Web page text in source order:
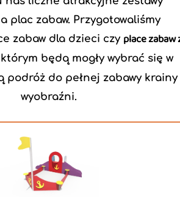
plac zabaw. Przygotowaliśmy
zabaw dla dzieci czy place zabaw
będą mogły wybrać się w
podróż do pełnej zabawy krainy
wyobraźni.